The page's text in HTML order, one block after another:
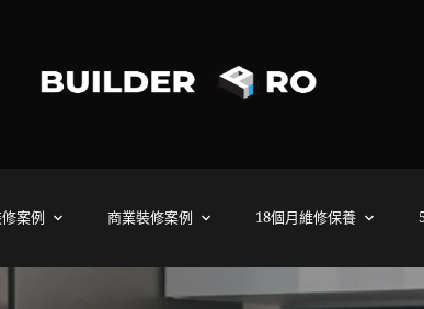
案例 商業裝修案例 18個月維修保養